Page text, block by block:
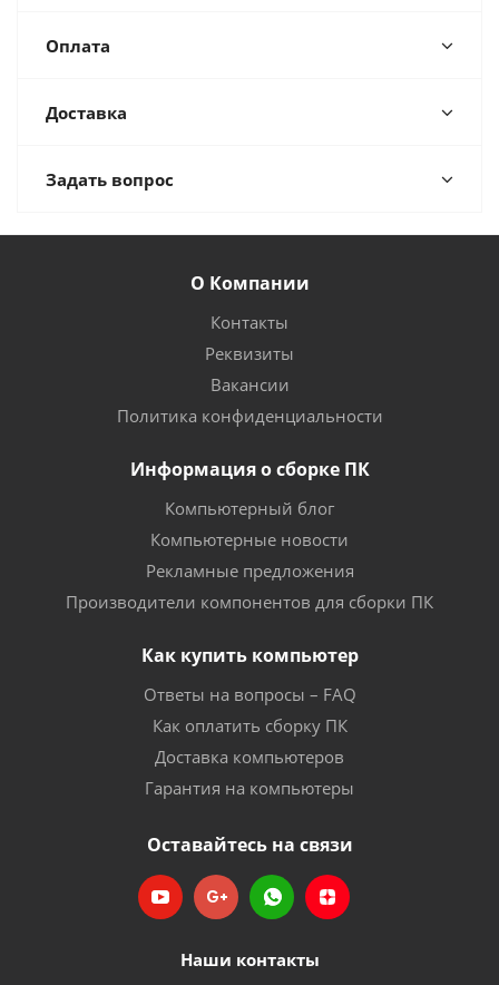
Оплата
Доставка
Задать вопрос
О Компании
Контакты
Реквизиты
Вакансии
Политика конфиденциальности
Информация о сборке ПК
Компьютерный блог
Компьютерные новости
Рекламные предложения
Производители компонентов для сборки ПК
Как купить компьютер
Ответы на вопросы – FAQ
Как оплатить сборку ПК
Доставка компьютеров
Гарантия на компьютеры
Оставайтесь на связи
Наши контакты